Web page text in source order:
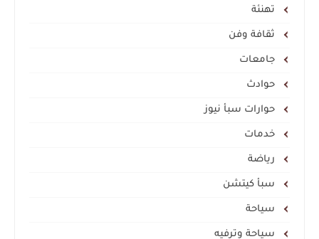
تهنئة
ثقافة وفن
جامعات
حوادث
حوارات سبأ نيوز
خدمات
رياضة
سبأ كيتشن
سياحة
سياحة وترفيه